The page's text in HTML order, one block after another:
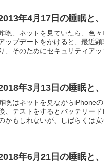
年4月17日の睡眠と
晩、ネットを見ていたら、色
ップデートをかけると、最近
り、そのためにセキュリティア
年3月13日の睡眠と
晩はネットを見ながらiPhone
、テストをするとバッテリー
かもしれないが、しばらくは
年6月21日の睡眠と